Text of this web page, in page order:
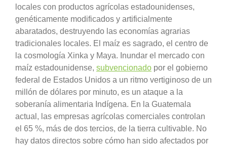
locales con productos agrícolas estadounidenses,
genéticamente modificados y artificialmente
abaratados, destruyendo las economías agrarias
tradicionales locales. El maíz es sagrado, el centro de
la cosmología Xinka y Maya. Inundar el mercado con
maíz estadounidense, subvencionadopor el gobierno
federal de Estados Unidos a un ritmo vertiginoso de un
millón de dólares por minuto, es un ataque a la
soberanía alimentaria Indígena. En la Guatemala
actual, las empresas agrícolas comerciales controlan
el 65 %, más de dos tercios, de la tierra cultivable. No
hay datos directos sobre cómo han sido afectados por